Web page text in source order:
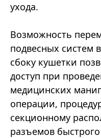
ухода.
Возможность
подвесных систем
сбоку кушетки
доступ при
медицинских
операции,
секционному
разъемов